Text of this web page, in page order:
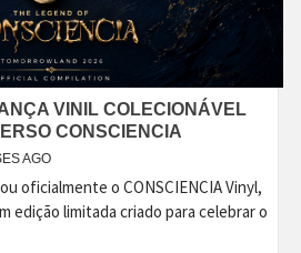
VINIL COLECIONÁVEL
CONSCIENCIA
AGO
oficialmente o CONSCIENCIA Vinyl,
edição limitada criado para celebrar o